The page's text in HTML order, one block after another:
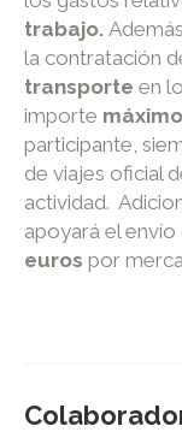
trabajo.
la contratación
transporte en
importe
participante,
de viajes oficial
actividad.
apoyará el
euros por